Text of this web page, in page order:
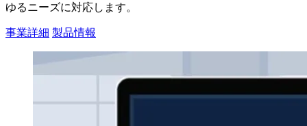
ゆるニーズに対応します。
事業詳細 製品情報